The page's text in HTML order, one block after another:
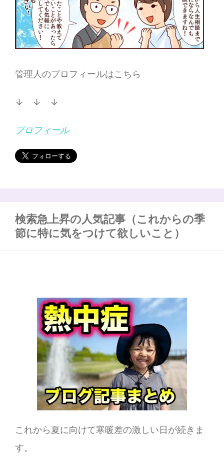
管理人のプロフィールはこちら
↓ ↓ ↓
プロフィール
検索急上昇の人気記事（これからの季
節に特に気をつけて欲しいこと）
これから夏に向けて寒暖差の激しい日が続きま
す。